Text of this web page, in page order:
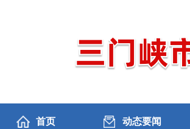
首页 动态要闻